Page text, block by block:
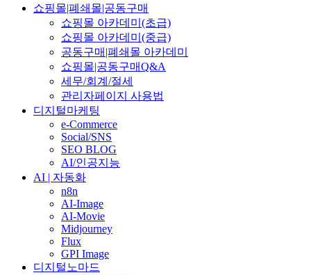
쇼핑몰|폐쇄몰|공동구매
쇼핑몰 아카데미(초급)
쇼핑몰 아카데미(중급)
공동구매|폐쇄몰 아카데미
쇼핑몰|공동구매Q&A
세무/회계/절세
관리자페이지 사용법
디지털마케팅
e-Commerce
Social/SNS
SEO BLOG
AI/인공지능
AI | 자동화
n8n
AI-Image
AI-Movie
Midjourney
Flux
GPI Image
디지털노마드